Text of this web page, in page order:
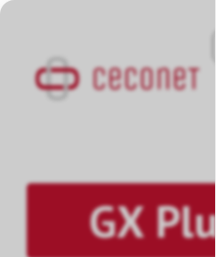
GX Plus